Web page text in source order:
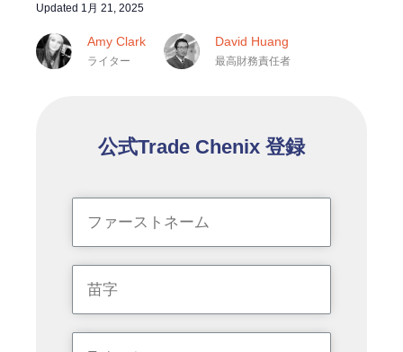
Updated 1月 21, 2025
Amy Clark
ライター
David Huang
最高財務責任者
公式Trade Chenix 登録